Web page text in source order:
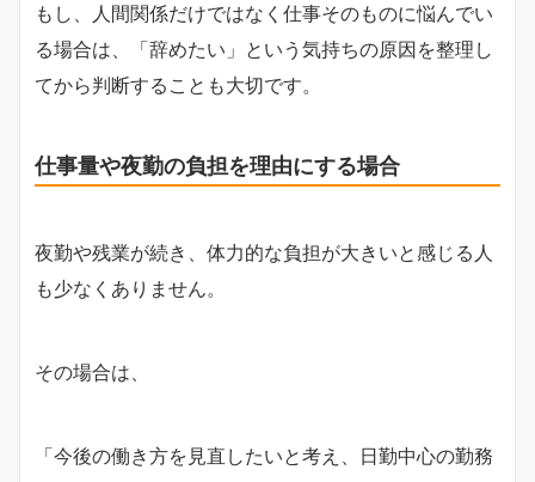
もし、人間関係だけではなく仕事そのものに悩んでい
る場合は、「辞めたい」という気持ちの原因を整理し
てから判断することも大切です。
仕事量や夜勤の負担を理由にする場合
夜勤や残業が続き、体力的な負担が大きいと感じる人
も少なくありません。
その場合は、
「今後の働き方を見直したいと考え、日勤中心の勤務